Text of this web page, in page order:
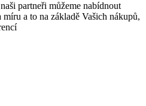
partneři můžeme nabídnout
a to na základě Vašich nákupů,